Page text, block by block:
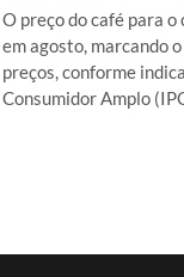
O preço do café para
em agosto, marcando
preços, conforme
Consumidor Amplo